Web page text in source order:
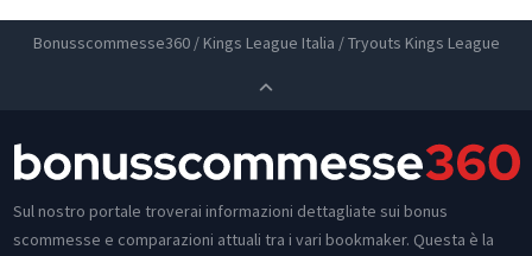
Bonusscommesse360/ Kings League Italia /Tryouts Kings League
Sul nostro portale troverai informazioni dettagliate sui bonus
scommesse e comparazioni attuali tra i vari bookmaker. Questa è la